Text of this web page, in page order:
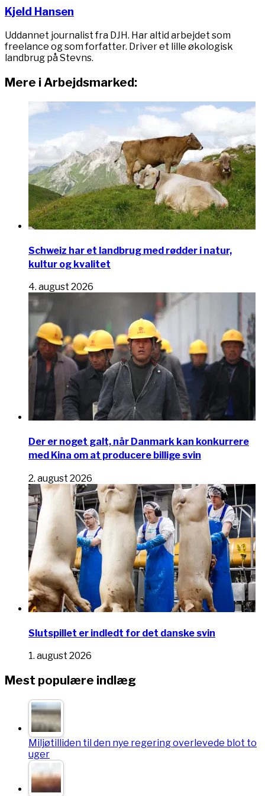
Kjeld Hansen
Uddannet journalist fra DJH. Har altid arbejdet som
freelance og som forfatter. Driver et lille økologisk
landbrug på Stevns.
Mere i Arbejdsmarked:
Schweiz har et landbrug med rødder i natur,
kultur og kvalitet
4. august 2026
Der er noget galt, når Danmark kan konkurrere
med Kina om at producere billige svin
2. august 2026
Slutspillet er indledt for det danske svin
1. august 2026
Mest populære indlæg
Miljøtilliden til den nye regering overlevede blot to
uger